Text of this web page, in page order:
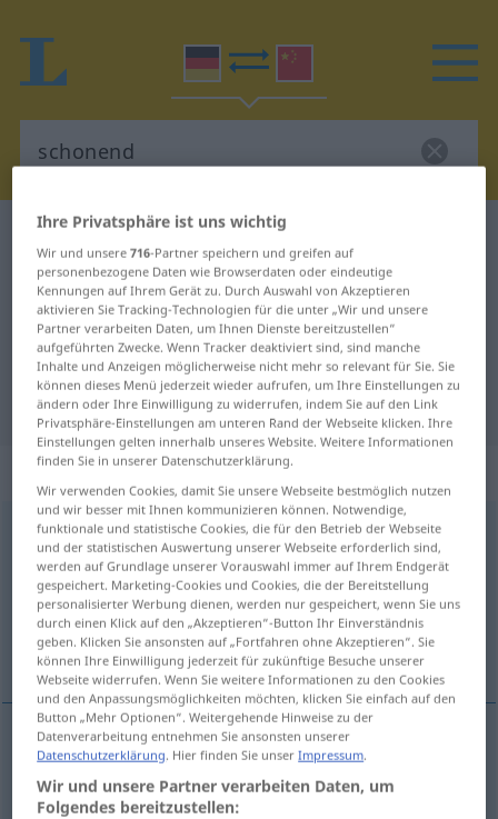
Deutsch-Chinesisch Wörterbuch
Deutsch-Chinesisch Übersetzung
für "schonend"
"schonend" Chinesisch
Übersetzung
„schonend“
schonend
Übersicht aller Übersetzungen
(Für mehr Details die Übersetzung anklicken/antippen)
小心翼翼
小心翼翼[xiǎoxīn yìyì] schonend
Ihre Privatsphäre ist uns wichtig
Wir und unsere716-Partner speichern und greifen auf
personenbezogene Daten wie Browserdaten oder eindeutige
Kennungen auf Ihrem Gerät zu. Durch Auswahl von Akzeptieren
aktivieren Sie Tracking-Technologien für die unter „Wir und unsere
Partner verarbeiten Daten, um Ihnen Dienste bereitzustellen“
aufgeführten Zwecke. Wenn Tracker deaktiviert sind, sind manche
Inhalte und Anzeigen möglicherweise nicht mehr so relevant für Sie. Sie
können dieses Menü jederzeit wieder aufrufen, um Ihre Einstellungen zu
ändern oder Ihre Einwilligung zu widerrufen, indem Sie auf den Link
Privatsphäre-Einstellungen am unteren Rand der Webseite klicken. Ihre
Einstellungen gelten innerhalb unseres Website. Weitere Informationen
finden Sie in unserer Datenschutzerklärung.
Wir verwenden Cookies, damit Sie unsere Webseite bestmöglich nutzen
und wir besser mit Ihnen kommunizieren können. Notwendige,
funktionale und statistische Cookies, die für den Betrieb der Webseite
und der statistischen Auswertung unserer Webseite erforderlich sind,
werden auf Grundlage unserer Vorauswahl immer auf Ihrem Endgerät
gespeichert. Marketing-Cookies und Cookies, die der Bereitstellung
personalisierter Werbung dienen, werden nur gespeichert, wenn Sie uns
durch einen Klick auf den „Akzeptieren“-Button Ihr Einverständnis
geben. Klicken Sie ansonsten auf „Fortfahren ohne Akzeptieren“. Sie
können Ihre Einwilligung jederzeit für zukünftige Besuche unserer
Webseite widerrufen. Wenn Sie weitere Informationen zu den Cookies
und den Anpassungsmöglichkeiten möchten, klicken Sie einfach auf den
Button „Mehr Optionen“. Weitergehende Hinweise zu der
Datenverarbeitung entnehmen Sie ansonsten unserer
Datenschutzerklärung. Hier finden Sie unserImpressum.
Wir und unsere Partner verarbeiten Daten, um
Folgendes bereitzustellen: